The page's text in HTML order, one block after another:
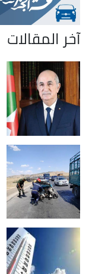
آخر المقالات